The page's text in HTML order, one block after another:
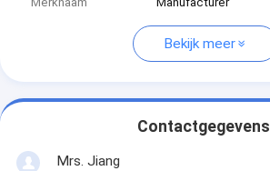
Bekijk meer
Contactgegevens
Mrs. Jiang